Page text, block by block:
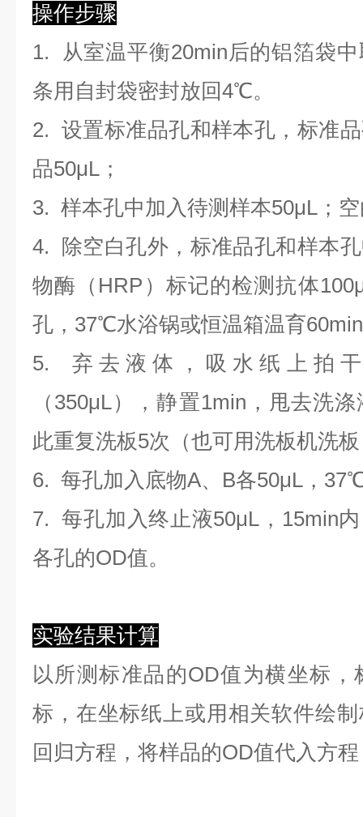
操作步骤
1. 从室温平衡20min后的铝箔袋
条用自封袋密封放回4℃。
2. 设置标准品孔和样本孔，标准
品50μL；
3. 样本孔中加 入待测样本50μL；
4.
除空白孔外，标准品孔和样本
物酶（HRP）标记的检测抗体
孔，37℃水浴锅或恒温箱温育
5. 弃去液体，吸水纸上拍
（350μL）
，静置1min，甩去洗
此重复洗板5次（也可用洗板机洗
6. 每孔加入底物A、B各50μL，
7. 每孔加入终止液50μL，15min
各孔的OD值。
实验结果计算
以所测标准品的OD值为横坐标，
标，在坐标纸上或用相关软件绘制
回归方程 ， 将样品的OD值代入方